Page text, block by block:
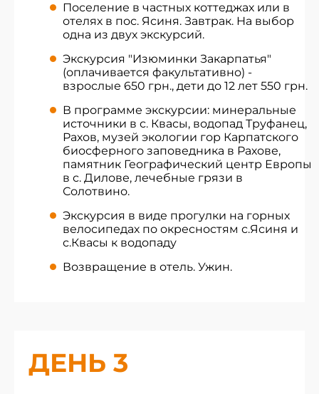
Поселение в частных коттеджах или в
отелях в пос. Ясиня. Завтрак. На выбор
одна из двух экскурсий.
Экскурсия "Изюминки Закарпатья"
(оплачивается факультативно) -
взрослые 650 грн., дети до 12 лет 550 грн.
В программе экскурсии: минеральные
источники в с. Квасы, водопад Труфанец,
Рахов, музей экологии гор Карпатского
биосферного заповедника в Рахове,
памятник Географический центр Европы
в с. Дилове, лечебные грязи в
Солотвино.
Экскурсия в виде прогулки на горных
велосипедах по окресностям с.Ясиня и
с.Квасы к водопаду
Возвращение в отель. Ужин.
ДЕНЬ 3